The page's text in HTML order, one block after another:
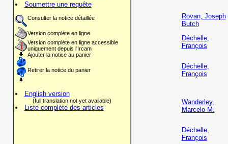
Soumettre une requête
Consulter la notice détaillée
Version complète en ligne
Version complète en ligne accessible
uniquement depuis l'Ircam
Ajouter la notice au panier
Retirer la notice du panier
English version
(full translation not yet available)
Liste complète des articles
Rovan, Joseph
Butch
Déchelle,
François
Déchelle,
François
Wanderley,
Marcelo M.
Déchelle,
François